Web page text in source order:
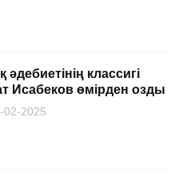
әдебиетінің классигі
Исабеков өмірден озды
02-2025